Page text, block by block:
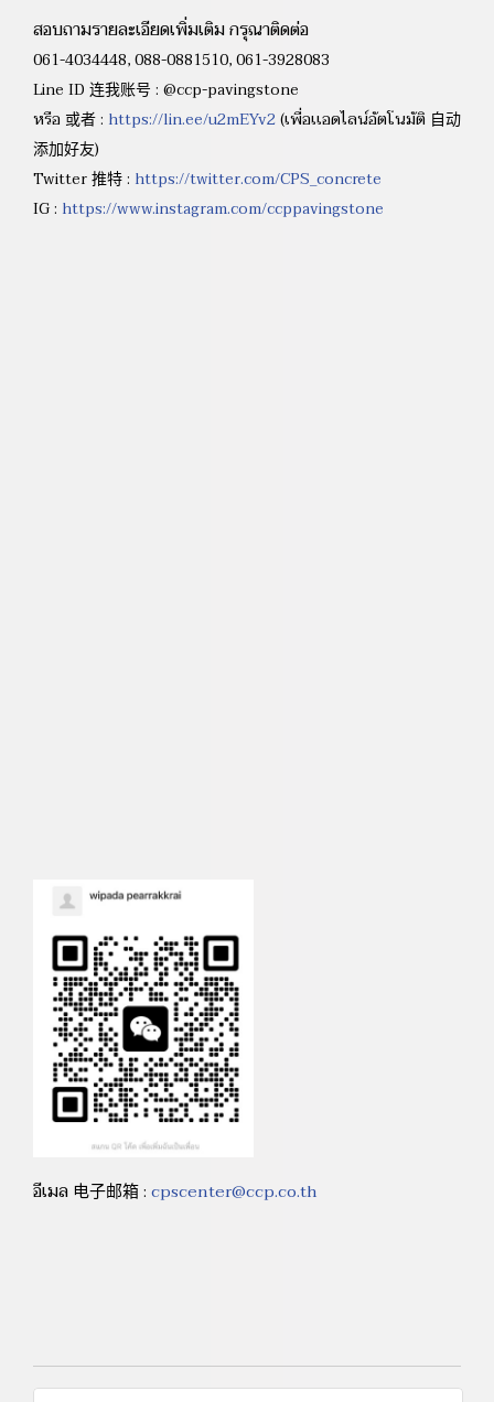
สอบถามรายละเอียดเพิ่มเติม กรุณาติดต่อ
061-4034448, 088-0881510, 061-3928083
Line ID 连我账号 : @ccp-pavingstone
หรือ 或者 : https://lin.ee/u2mEYv2(เพื่อเเอดไลน์อัตโนมัติ 自动
添加好友)
Twitter 推特 : https://twitter.com/CPS_concrete
IG : https://www.instagram.com/ccppavingstone
อีเมล 电子邮箱 :cpscenter@ccp.co.th